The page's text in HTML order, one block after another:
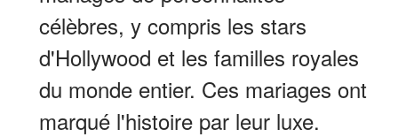
célèbres, y compris les stars
d'Hollywood et les familles royales
du monde entier. Ces mariages ont
marqué l'histoire par leur luxe.